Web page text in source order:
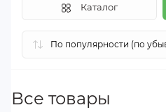
Каталог
Все товары